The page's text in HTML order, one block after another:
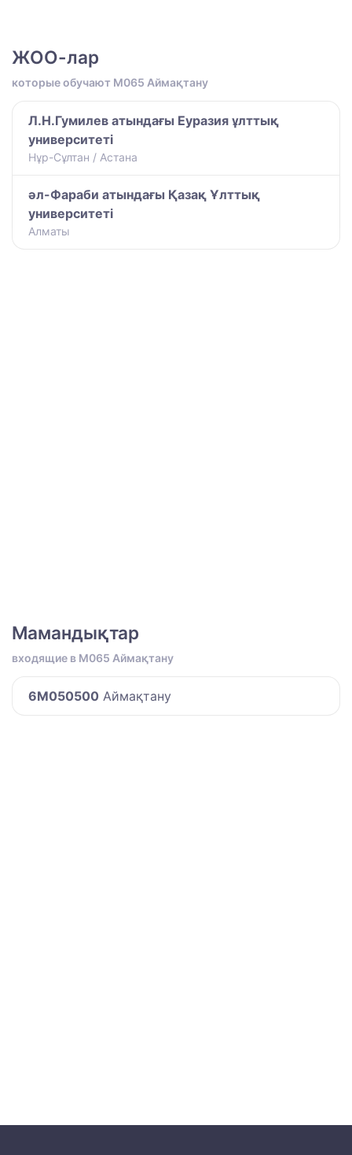
ЖОО-лар
которые обучают M065 Аймақтану
Л.Н.Гумилев атындағы Еуразия ұлттық
университеті
Нұр-Сұлтан / Астана
әл-Фараби атындағы Қазақ Ұлттық
университеті
Алматы
Мамандықтар
входящие в M065 Аймақтану
6M050500 Аймақтану